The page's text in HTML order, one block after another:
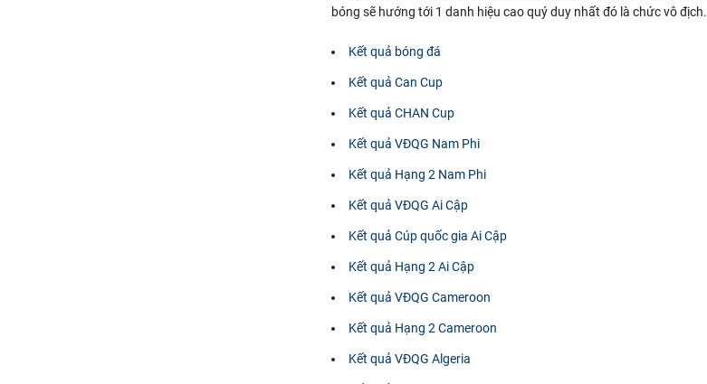
bóng sẽ hướng tới 1 danh hiệu cao quý duy nhất đó là chức vô địch.
Kết quả bóng đá
Kết quả Can Cup
Kết quả CHAN Cup
Kết quả VĐQG Nam Phi
Kết quả Hạng 2 Nam Phi
Kết quả VĐQG Ai Cập
Kết quả Cúp quốc gia Ai Cập
Kết quả Hạng 2 Ai Cập
Kết quả VĐQG Cameroon
Kết quả Hạng 2 Cameroon
Kết quả VĐQG Algeria